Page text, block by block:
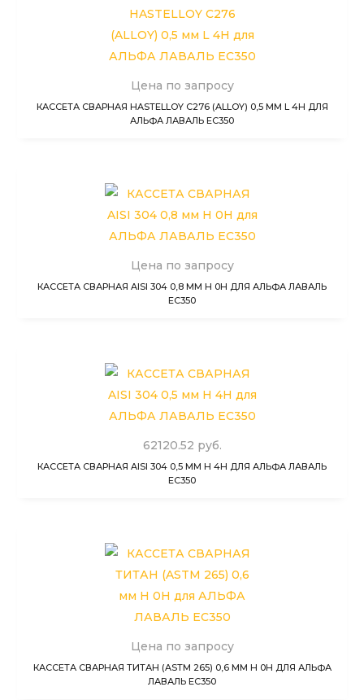
Цена по запросу
КАССЕТА СВАРНАЯ HASTELLOY C276 (ALLOY) 0,5 ММ L 4H ДЛЯ
АЛЬФА ЛАВАЛЬ EC350
Цена по запросу
КАССЕТА СВАРНАЯ AISI 304 0,8 ММ H 0H ДЛЯ АЛЬФА ЛАВАЛЬ
EC350
62120.52 руб.
КАССЕТА СВАРНАЯ AISI 304 0,5 ММ H 4H ДЛЯ АЛЬФА ЛАВАЛЬ
EC350
Цена по запросу
КАССЕТА СВАРНАЯ ТИТАН (ASTM 265) 0,6 ММ H 0H ДЛЯ АЛЬФА
ЛАВАЛЬ EC350